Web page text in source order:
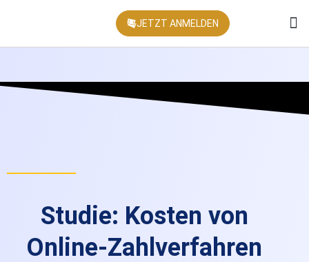
JETZT ANMELDEN
Studie: Kosten von
Online-Zahlverfahren